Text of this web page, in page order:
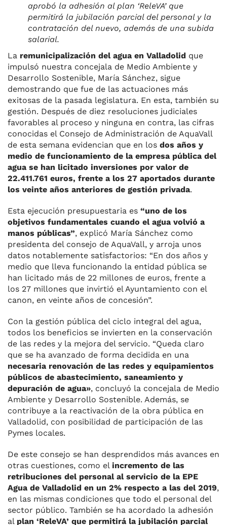
aprobó la adhesión al plan ‘ReleVA’ que
permitirá la jubilación parcial del personal y la
contratación del nuevo, además de una subida
salarial.
La remunicipalización del agua en Valladolid que
impulsó nuestra concejala de Medio Ambiente y
Desarrollo Sostenible, María Sánchez, sigue
demostrando que fue de las actuaciones más
exitosas de la pasada legislatura. En esta, también su
gestión. Después de diez resoluciones judiciales
favorables al proceso y ninguna en contra, las cifras
conocidas el Consejo de Administración de AquaVall
de esta semana evidencian que en los dos años y
medio de funcionamiento de la empresa pública del
agua se han licitado inversiones por valor de
22.411.761 euros, frente a los 27 aportados durante
los veinte años anteriores de gestión privada.
Esta ejecución presupuestaria es “uno de los
objetivos fundamentales cuando el agua volvió a
manos públicas”, explicó María Sánchez como
presidenta del consejo de AquaVall, y arroja unos
datos notablemente satisfactorios: “En dos años y
medio que lleva funcionando la entidad pública se
han licitado más de 22 millones de euros, frente a
los 27 millones que invirtió el Ayuntamiento con el
canon, en veinte años de concesión”.
Con la gestión pública del ciclo integral del agua,
todos los beneficios se invierten en la conservación
de las redes y la mejora del servicio. “Queda claro
que se ha avanzado de forma decidida en una
necesaria renovación de las redes y equipamientos
públicos de abastecimiento, saneamiento y
depuración de agua», concluyó la concejala de Medio
Ambiente y Desarrollo Sostenible. Además, se
contribuye a la reactivación de la obra pública en
Valladolid, con posibilidad de participación de las
Pymes locales.
De este consejo se han desprendidos más avances en
otras cuestiones, como el incremento de las
retribuciones del personal al servicio de la EPE
Agua de Valladolid en un 2% respecto a las del 2019,
en las mismas condiciones que todo el personal del
sector público. También se ha acordado la adhesión
al plan ‘ReleVA’ que permitirá la jubilación parcial